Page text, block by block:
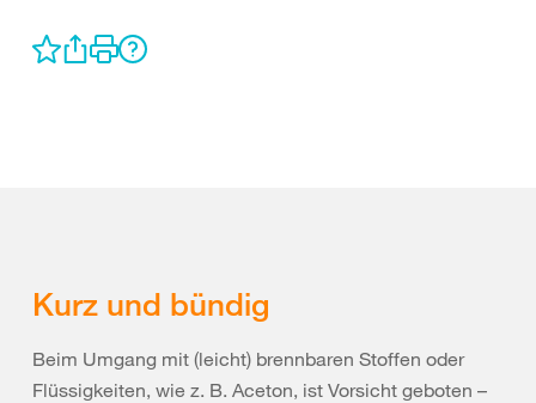
Kurz und bündig
Beim Umgang mit (leicht) brennbaren Stoffen oder
Flüssigkeiten, wie z. B. Aceton, ist Vorsicht geboten –